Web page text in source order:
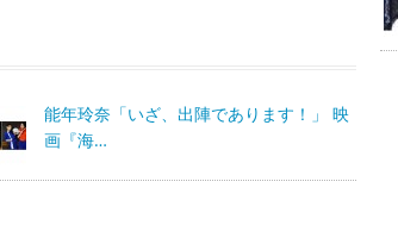
能年玲奈「いざ、出陣であります！」 映
画『海…